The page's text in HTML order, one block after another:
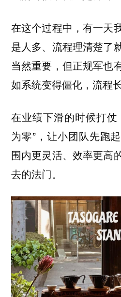
在这个过程中，有一天
是人多、流程理清楚了
当然重要，但正规军也
如系统变得僵化，流程
在业绩下滑的时候打仗
为零”，让小团队先跑
围内更灵活、效率更高
去的法门。